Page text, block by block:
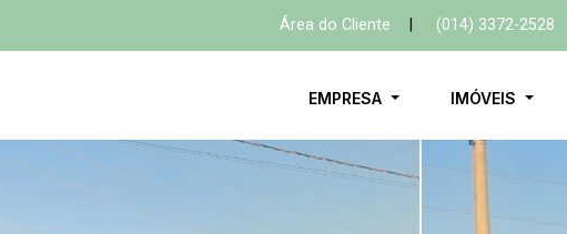
Área do Cliente (014) 3372-2528
EMPRESA IMÓVEIS